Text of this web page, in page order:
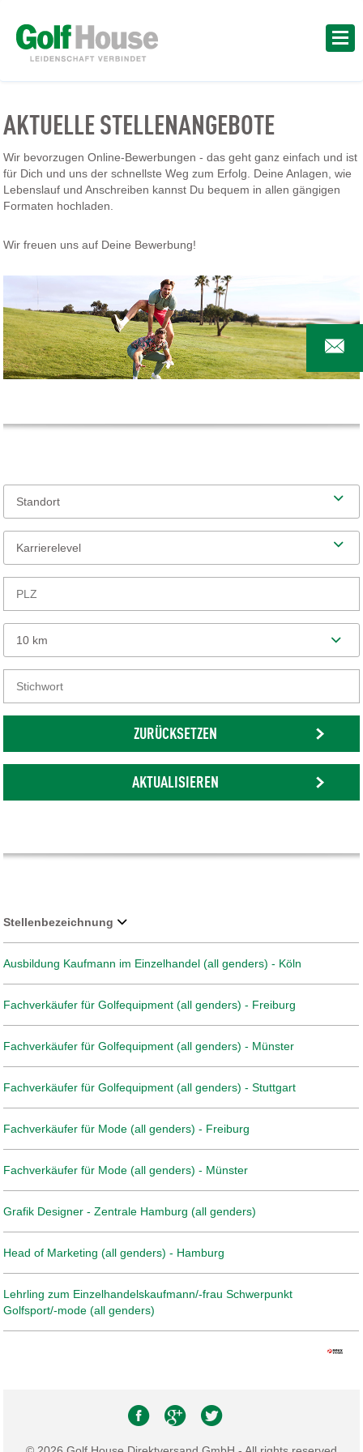
AKTUELLE STELLENANGEBOTE
Wir bevorzugen Online-Bewerbungen - das geht ganz einfach und ist
für Dich und uns der schnellste Weg zum Erfolg. Deine Anlagen, wie
Lebenslauf und Anschreiben kannst Du bequem in allen gängigen
Formaten hochladen.
Wir freuen uns auf Deine Bewerbung!
Standort
Karrierelevel
10 km
ZURÜCKSETZEN
AKTUALISIEREN
Stellenbezeichnung
Ausbildung Kaufmann im Einzelhandel (all genders) - Köln
Fachverkäufer für Golfequipment (all genders) - Freiburg
Fachverkäufer für Golfequipment (all genders) - Münster
Fachverkäufer für Golfequipment (all genders) - Stuttgart
Fachverkäufer für Mode (all genders) - Freiburg
Fachverkäufer für Mode (all genders) - Münster
Grafik Designer - Zentrale Hamburg (all genders)
Head of Marketing (all genders) - Hamburg
Lehrling zum Einzelhandelskaufmann/-frau Schwerpunkt
Golfsport/-mode (all genders)